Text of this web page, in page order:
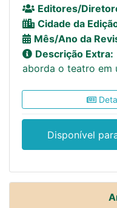
Editores/
Cidade da
Mês/Ano da
Descrição Extra:
aborda o teatro em
Disponível